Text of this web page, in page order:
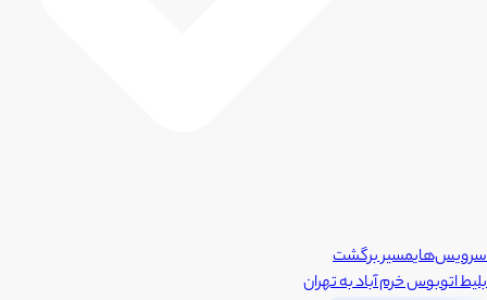
سرویس‌هایمسیر برگشت
بلیط اتوبوسخرم آبادبهتهران